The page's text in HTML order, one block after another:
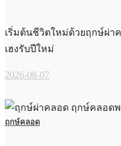
เริ่มต้นชีวิตใหม่ด้วยฤกษ์ผ่า
เฮงรับปีใหม่
2026-08-07
ฤกษ์คลอด